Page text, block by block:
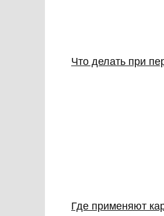
Что делать при
Где применяют